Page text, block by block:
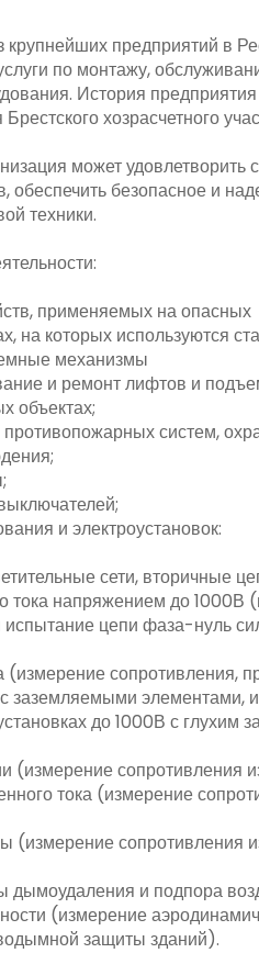
предприятий в
по монтажу,
История
хозрасчетного
может удовлетворить
обеспечить безопасное и
техники.
применяемых на опасных
на которых используются
механизмы
и ремонт лифтов и
объектах;
систем,
и электроустановок:
сети, вторичные
тока напряжением до 1000В
испытание цепи фаза-нуль
сопротивления,
заземляемыми элементами,
до 1000В с глухим
(измерение сопротивления
тока (измерение
(измерение сопротивления
и подпора
(измерение
защиты зданий).